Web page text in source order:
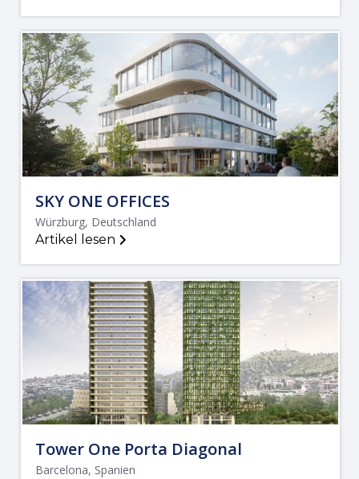
SKY ONE OFFICES
Würzburg, Deutschland
Artikel lesen
Tower One Porta Diagonal
Barcelona, Spanien